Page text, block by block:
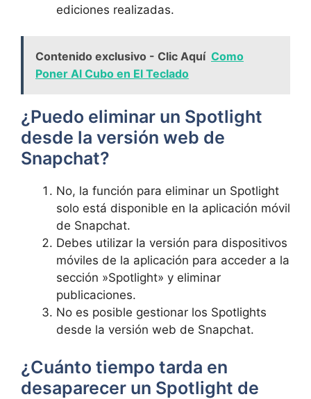
ediciones realizadas.
Contenido exclusivo - Clic Aquí Como
Poner Al Cubo en El Teclado
¿Puedo eliminar un Spotlight
desde la versión web de
Snapchat?
No, la función para eliminar un Spotlight
solo está disponible en‌ la⁤ aplicación​ móvil
de Snapchat.
Debes utilizar la versión⁤ para dispositivos
móviles de la aplicación para​ acceder ⁢a⁤ la
sección ⁤»Spotlight» y eliminar
publicaciones.
No es posible gestionar los Spotlights
desde la versión⁤ web de‍ Snapchat. ​
¿Cuánto ⁤tiempo tarda en
desaparecer un⁤ Spotlight de